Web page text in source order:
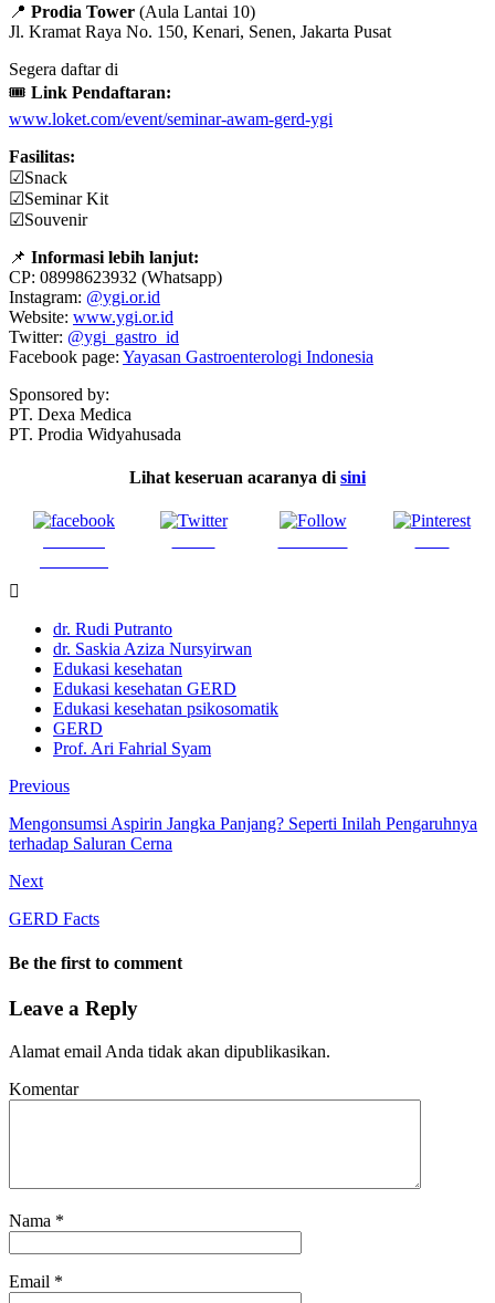
📍 Prodia Tower (Aula Lantai 10)
Jl. Kramat Raya No. 150, Kenari, Senen, Jakarta Pusat
Segera daftar di
🎟 Link Pendaftaran:
www.loket.com/event/seminar-awam-gerd-ygi
Fasilitas:
☑Snack
☑Seminar Kit
☑Souvenir
📌 Informasi lebih lanjut:
CP: 08998623932 (Whatsapp)
Instagram: @ygi.or.id
Website: www.ygi.or.id
Twitter: @ygi_gastro_id
Facebook page: Yayasan Gastroenterologi Indonesia
Sponsored by:
PT. Dexa Medica
PT. Prodia Widyahusada
Lihat keseruan acaranya di sini
dr. Rudi Putranto
dr. Saskia Aziza Nursyirwan
Edukasi kesehatan
Edukasi kesehatan GERD
Edukasi kesehatan psikosomatik
GERD
Prof. Ari Fahrial Syam
Previous
Mengonsumsi Aspirin Jangka Panjang? Seperti Inilah Pengaruhnya
terhadap Saluran Cerna
Next
GERD Facts
Be the first to comment
Leave a Reply
Alamat email Anda tidak akan dipublikasikan.
Komentar
Nama *
Email *